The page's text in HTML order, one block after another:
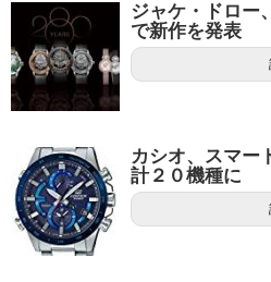
ジャケ・ドロー
で新作を発表
カシオ、スマー
計２０機種に